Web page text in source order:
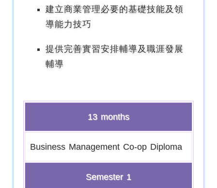
建立商業管理必要的基礎技能及領
導能力技巧
提供完善實習安排輔導及職涯發展
輔導
13 months
Business Management Co-op Diploma
Semester 1